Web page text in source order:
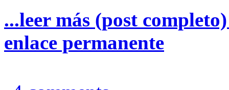
...leer más (post
enlace permanente